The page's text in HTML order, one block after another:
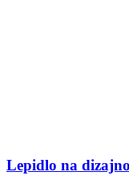
Lepidlo na